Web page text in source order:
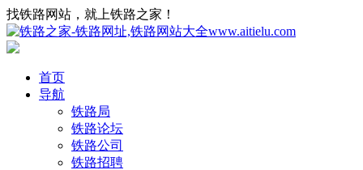
找铁路网站，就上铁路之家！
首页
导航
铁路局
铁路论坛
铁路公司
铁路招聘